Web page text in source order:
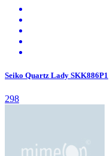
Seiko Quartz Lady SKK886P1
298